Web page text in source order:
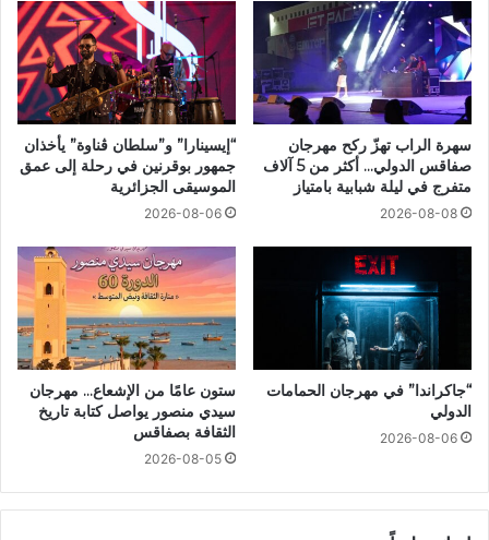
سهرة الراب تهزّ ركح مهرجان
صفاقس الدولي… أكثر من 5 آلاف
متفرج في ليلة شبابية بامتياز
2026-08-08
“إيسينارا” و”سلطان ڤناوة” يأخذان
جمهور بوقرنين في رحلة إلى عمق
الموسيقى الجزائرية
2026-08-06
“جاكراندا” في مهرجان الحمامات
الدولي
2026-08-06
ستون عامًا من الإشعاع… مهرجان
سيدي منصور يواصل كتابة تاريخ
الثقافة بصفاقس
2026-08-05